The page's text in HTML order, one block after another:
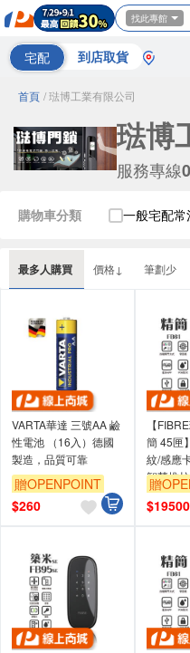
找此專館
宅配 到店取貨
首頁 / 琺博工業有限公司
琺博
服務專線
最多人購買 價格↓ 筆劃少
購物車分類 一般宅配
VARTA華達 三號AA 鹼
性電池 （16入）德國
製造，品質可靠
贈OPENPOINT
$260
【
簡 45匣
紋/感應
智慧推
基本安
贈
$19500